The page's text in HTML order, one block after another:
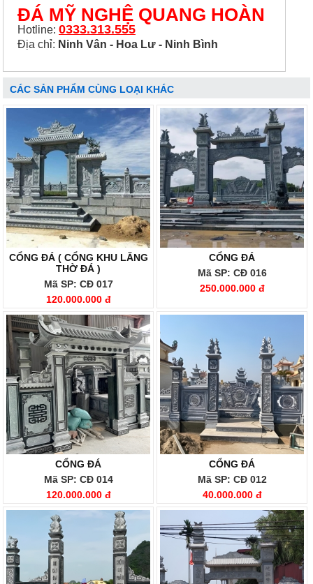
ĐÁ MỸ NGHỆ QUANG HOÀN
Hotline: 0333.313.555
Địa chỉ: Ninh Vân - Hoa Lư - Ninh Bình
CÁC SẢN PHẨM CÙNG LOẠI KHÁC
CỔNG ĐÁ ( CỔNG KHU LĂNG
THỜ ĐÁ )
Mã SP: CĐ 017
120.000.000 đ
CỔNG ĐÁ
Mã SP: CĐ 016
250.000.000 đ
CỔNG ĐÁ
Mã SP: CĐ 014
120.000.000 đ
CỔNG ĐÁ
Mã SP: CĐ 012
40.000.000 đ